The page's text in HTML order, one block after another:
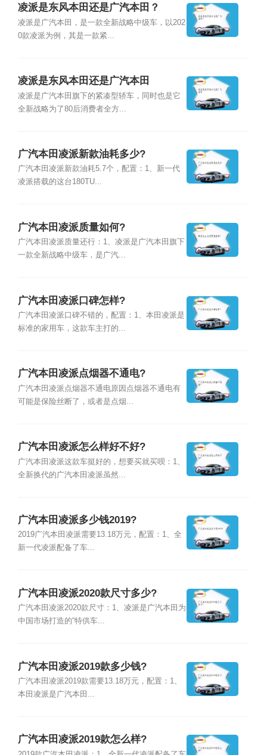
凌派是东风本田还是广汽本田？
凌派是广汽本田，是一款全新战略中级车，以202
0款凌派为例，其是一款紧...
凌派是东风本田还是广汽本田
凌派是广汽本田旗下的紧凑型轿车，同时也是它
全新战略为了80后消费者全方...
广汽本田凌派新款油耗多少?
广汽本田凌派新款油耗5.7个，配置：1、新一代
凌派搭载的这台180TU...
广汽本田凌派质量如何?
广汽本田凌派质量还行：1、凌派是广汽本田旗下
一款全新战略中级车，是广汽...
广汽本田凌派口碑怎样?
广汽本田凌派口碑不错的，配置：1、本田凌派是
标准的家用车，这款车主打的...
广汽本田凌派点烟器不通电?
广汽本田凌派点烟器不通电原因点烟器不通电有
可能是保险丝断了，或者是点烟...
广汽本田凌派怎么样好不好?
广汽本田凌派这款车挺好的，想要买就买呗：1、
全新换代的广汽本田凌派虽然...
广汽本田凌派多少钱2019?
2019广汽本田凌派需要13.18万元，配置：1、全
新一代凌派配备了车...
广汽本田凌派2020款尺寸多少?
广汽本田凌派2020款尺寸：1、凌派是广汽本田为
中国市场打造的“特供车...
广汽本田凌派2019款多少钱?
广汽本田凌派2019款需要13.18万元，配置：1、
本田凌派是广汽本田...
广汽本田凌派2019款怎么样?